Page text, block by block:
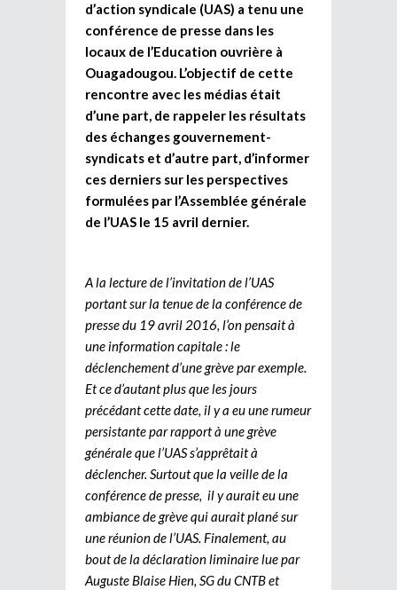
d’action syndicale (UAS) a tenu une
conférence de presse dans les
locaux de l’Education ouvrière à
Ouagadougou. L’objectif de cette
rencontre avec les médias était
d’une part, de rappeler les résultats
des échanges gouvernement-
syndicats et d’autre part, d’informer
ces derniers sur les perspectives
formulées par l’Assemblée générale
de l’UAS le 15 avril dernier.
A la lecture de l’invitation de l’UAS
portant sur la tenue de la conférence de
presse du 19 avril 2016, l’on pensait à
une information capitale : le
déclenchement d’une grève par exemple.
Et ce d’autant plus que les jours
précédant cette date, il y a eu une rumeur
persistante par rapport à une grève
générale que l’UAS s’apprêtait à
déclencher. Surtout que la veille de la
conférence de presse, il y aurait eu une
ambiance de grève qui aurait plané sur
une réunion de l’UAS. Finalement, au
bout de la déclaration liminaire lue par
Auguste Blaise Hien, SG du CNTB et